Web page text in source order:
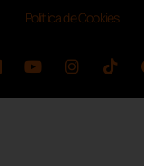
Política de Cookies